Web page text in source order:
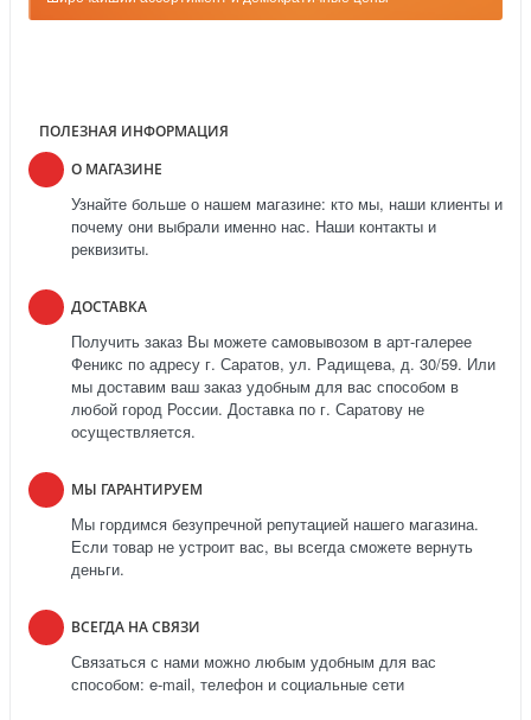
ПОЛЕЗНАЯ ИНФОРМАЦИЯ
О МАГАЗИНЕ
Узнайте больше о нашем магазине: кто мы, наши клиенты и
почему они выбрали именно нас. Наши контакты и
реквизиты.
ДОСТАВКА
Получить заказ Вы можете самовывозом в арт-галерее
Феникс по адресу г. Саратов, ул. Радищева, д. 30/59. Или
мы доставим ваш заказ удобным для вас способом в
любой город России. Доставка по г. Саратову не
осуществляется.
МЫ ГАРАНТИРУЕМ
Мы гордимся безупречной репутацией нашего магазина.
Если товар не устроит вас, вы всегда сможете вернуть
деньги.
ВСЕГДА НА СВЯЗИ
Связаться с нами можно любым удобным для вас
способом: e-mail, телефон и социальные сети